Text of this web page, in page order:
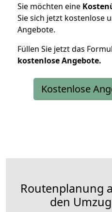
Sie möchten eine
Sie sich jetzt kostenlose
Angebote.
Füllen Sie jetzt das
kostenloseAngebote.
Kostenlose
Routenplanung
den